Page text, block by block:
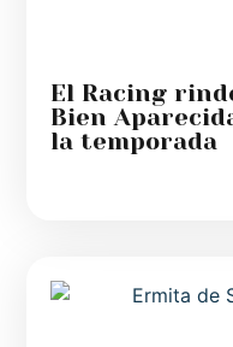
El Racing
Bien
la temporada